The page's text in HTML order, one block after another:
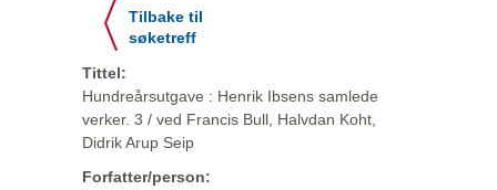
Tilbake til
søketreff
Tittel:
Hundreårsutgave : Henrik Ibsens samlede
verker. 3 / ved Francis Bull, Halvdan Koht,
Didrik Arup Seip
Forfatter/person: